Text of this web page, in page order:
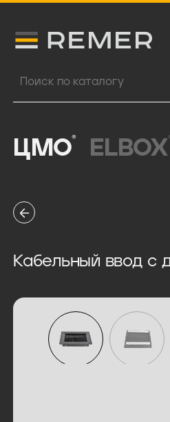
Логитип компании Remer
Поиск продукции
ЦМО® ELBOX
Кабельный ввод с